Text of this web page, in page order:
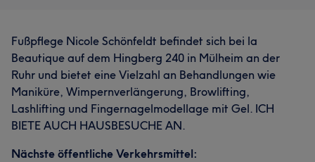
Fußpflege Nicole Schönfeldt befindet sich bei la
Beautique auf dem Hingberg 240 in Mülheim an der
Ruhr und bietet eine Vielzahl an Behandlungen wie
Maniküre, Wimpernverlängerung, Browlifting,
Lashlifting und Fingernagelmodellage mit Gel. ICH
BIETE AUCH HAUSBESUCHE AN.
Nächste öffentliche Verkehrsmittel: